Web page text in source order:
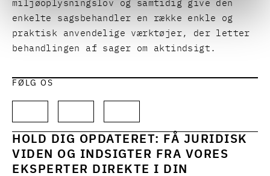
miljøoplysningslov og samtidig give den
enkelte sagsbehandler en række enkle og
praktisk anvendelige værktøjer, der letter
behandlingen af sager om aktindsigt.
FØLG OS
HOLD DIG OPDATERET: FÅ JURIDISK
VIDEN OG INDSIGTER FRA VORES
EKSPERTER DIREKTE I DIN